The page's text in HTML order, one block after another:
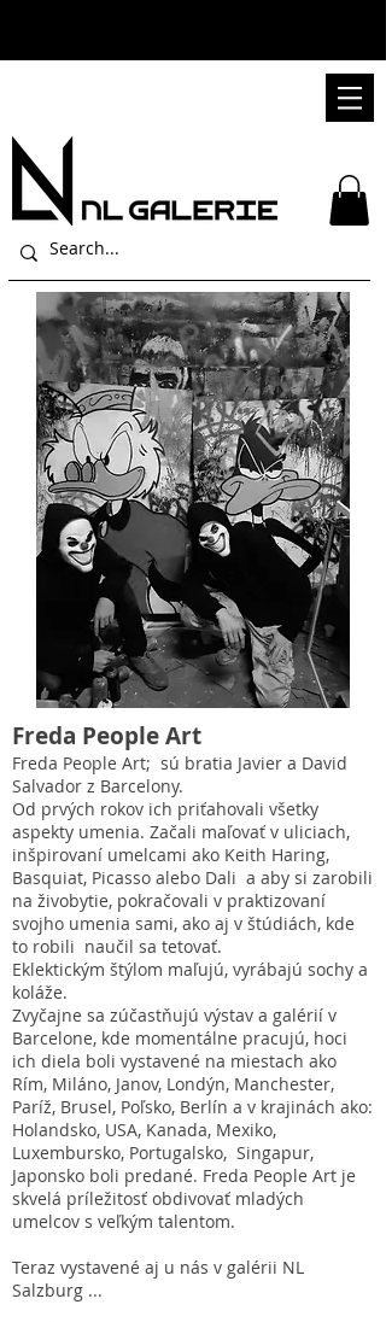
Freda People Art
Freda People Art; sú bratia Javier a David
Salvador z Barcelony.
Od prvých rokov ich priťahovali všetky
aspekty umenia. Začali maľovať v uliciach,
inšpirovaní umelcami ako Keith Haring,
Basquiat, Picasso alebo Dali a aby si zarobili
na živobytie, pokračovali v praktizovaní
svojho umenia sami, ako aj v štúdiách, kde
to robili naučil sa tetovať.
Eklektickým štýlom maľujú, vyrábajú sochy a
koláže.
Zvyčajne sa zúčastňujú výstav a galérií v
Barcelone, kde momentálne pracujú, hoci
ich diela boli vystavené na miestach ako
Rím, Miláno, Janov, Londýn, Manchester,
Paríž, Brusel, Poľsko, Berlín a v krajinách ako:
Holandsko, USA, Kanada, Mexiko,
Luxembursko, Portugalsko, Singapur,
Japonsko boli predané. Freda People Art je
skvelá príležitosť obdivovať mladých
umelcov s veľkým talentom.
Teraz vystavené aj u nás v galérii NL
Salzburg ...